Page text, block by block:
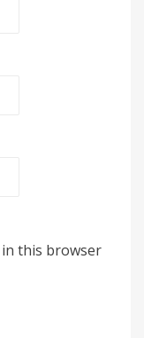
in this browser